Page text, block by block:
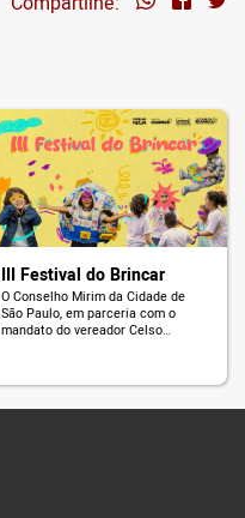
III Festival do Brincar
O Conselho Mirim da Cidade de
São Paulo, em parceria com o
mandato do vereador Celso
São Paulo.